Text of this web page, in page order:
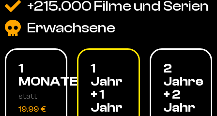
+215.000 Filme und Serien
Erwachsene
1
MONATE
statt
19.99 €
1
Jahr
+ 1
Jahr
2
Jahre
+ 2
Jahr